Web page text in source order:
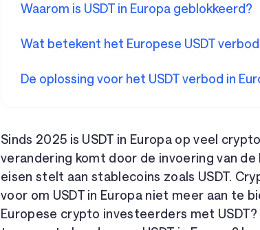
Waarom is USDT in Europa geblokkeerd?
Wat betekent het Europese USDT
De oplossing voor het USDT verbod in
Sinds 2025 is USDT in Europa op veel
verandering komt door de invoering van
eisen stelt aan stablecoins zoals USDT.
voor om USDT in Europa niet meer aan te
Europese crypto investeerders met